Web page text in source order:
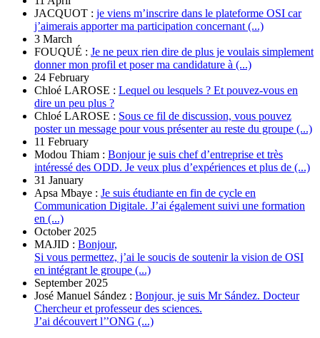
JACQUOT : je viens m’inscrire dans le plateforme OSI car
j’aimerais apporter ma participation concernant (...)
3 March
FOUQUÉ : Je ne peux rien dire de plus je voulais simplement
donner mon profil et poser ma candidature à (...)
24 February
Chloé LAROSE : Lequel ou lesquels ? Et pouvez-vous en
dire un peu plus ?
Chloé LAROSE : Sous ce fil de discussion, vous pouvez
poster un message pour vous présenter au reste du groupe (...)
11 February
Modou Thiam : Bonjour je suis chef d’entreprise et très
intéressé des ODD. Je veux plus d’expériences et plus de (...)
31 January
Apsa Mbaye : Je suis étudiante en fin de cycle en
Communication Digitale. J’ai également suivi une formation
en (...)
October 2025
MAJID : Bonjour,
Si vous permettez, j’ai le soucis de soutenir la vision de OSI
en intégrant le groupe (...)
September 2025
José Manuel Sández : Bonjour, je suis Mr Sández. Docteur
Chercheur et professeur des sciences.
J’ai découvert l’’ONG (...)